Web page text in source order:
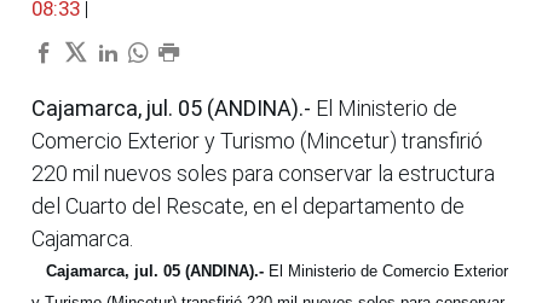
08:33 |
Cajamarca, jul. 05 (ANDINA).- El Ministerio de
Comercio Exterior y Turismo (Mincetur) transfirió
220 mil nuevos soles para conservar la estructura
del Cuarto del Rescate, en el departamento de
Cajamarca.
Cajamarca, jul. 05 (ANDINA).- El Ministerio de Comercio Exterior